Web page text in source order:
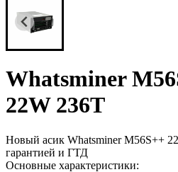
Whatsminer
22W 236T
Новый асик Whatsminer M56S++
гарантией и ГТД
Основные характеристики: